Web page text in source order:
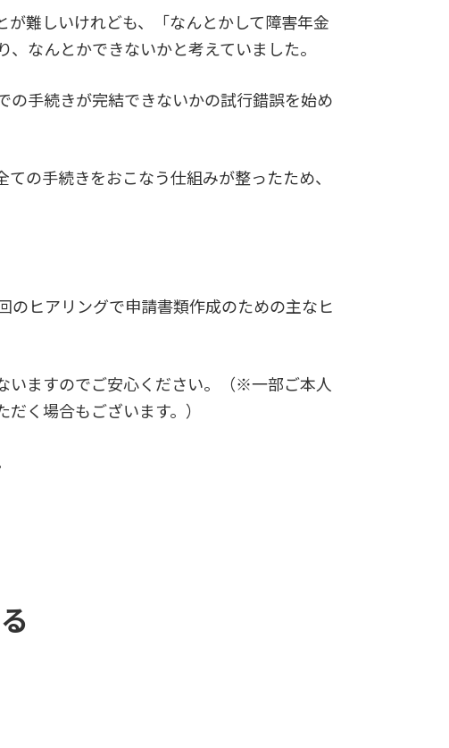
難しいけれども、「なんとかして障害年金
なんとかできないかと考えていました。
の手続きが完結できないかの試行錯誤を始め
の手続きをおこなう仕組みが整ったため、
ヒアリングで申請書類作成のための主なヒ
いますのでご安心ください。（※一部ご本人
く場合もございます。）